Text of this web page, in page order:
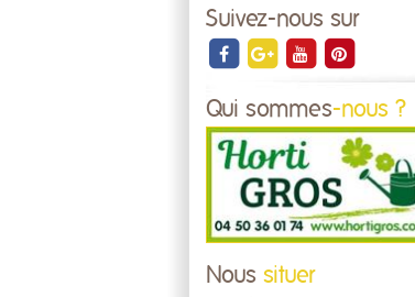
Suivez-nous sur
Qui sommes-nous ?
Nous situer